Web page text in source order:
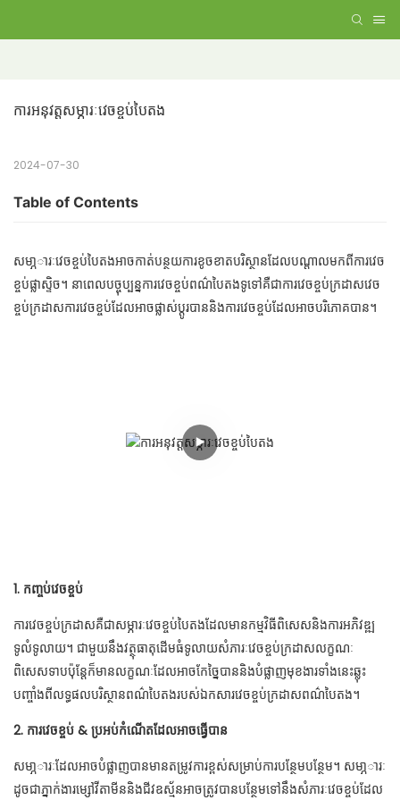
ការអនុវត្តសម្ភារៈវេចខ្ចប់បៃតង
2024-07-30
Table of Contents
សមា្ភារៈវេចខ្ចប់បៃតងអាចកាត់បន្ថយការខូចខាតបរិស្ថានដែលបណ្តាលមកពីការវេច
ខ្ចប់ផ្លាស្ទិច។ នាពេលបច្ចុប្បន្នការវេចខ្ចប់ពណ៌បៃតងទូទៅគឺជាការវេចខ្ចប់ក្រដាសវេច
ខ្ចប់ក្រដាសការវេចខ្ចប់ដែលអាចផ្លាស់ប្តូរបាននិងការវេចខ្ចប់ដែលអាចបរិភោគបាន។
1. កញ្ចប់វេចខ្ចប់
ការវេចខ្ចប់ក្រដាសគឺជាសម្ភារៈវេចខ្ចប់បៃតងដែលមានកម្មវិធីពិសេសនិងការអភិវឌ្ឍ
ទូលំទូលាយ។ ជាមួយនឹងវត្ថុធាតុដើមធំទូលាយសំភារៈវេចខ្ចប់ក្រដាសលក្ខណៈ
ពិសេសទាបប៉ុន្តែក៏មានលក្ខណៈដែលអាចកែច្នៃបាននិងបំផ្លាញមុខងារទាំងនេះឆ្លុះ
បញ្ចាំងពីលទ្ធផលបរិស្ថានពណ៌បៃតងរបស់ឯកសារវេចខ្ចប់ក្រដាសពណ៌បៃតង។
2. ការវេចខ្ចប់ & ប្រអប់កំណើតដែលអាចធ្វើបាន
សមា្ភារៈដែលអាចបំផ្លាញបានមានតម្រូវការខ្ពស់សម្រាប់ការបន្ថែមបន្ថែម។ សមា្ភារៈ
ដូចជាភ្នាក់ងារម្សៅវីតាមីននិងជីវឧស្ម័នអាចត្រូវបានបន្ថែមទៅនឹងសំភារៈវេចខ្ចប់ដែល